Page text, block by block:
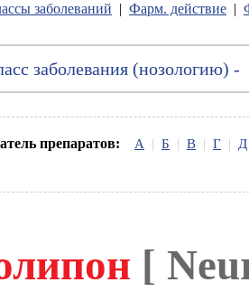
заболеваний | Фарм. действие |
препаратов: А | Б | В | Г | Д
[